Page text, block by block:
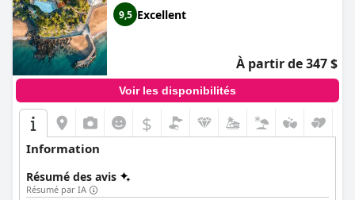
9,5 Excellent
À partir de 347 $
Voir les disponibilités
$
Information
Résumé des avis
Résumé par IA